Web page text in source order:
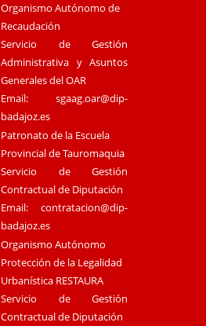
Organismo Autónomo de
Recaudación
Servicio de Gestión
Administrativa y Asuntos
Generales del OAR
Email:sgaag.oar@dip-
badajoz.es
Patronato de la Escuela
Provincial de Tauromaquia
Servicio de Gestión
Contractual de Diputación
Email:contratacion@dip-
badajoz.es
Organismo Autónomo
Protección de la Legalidad
Urbanística RESTAURA
Servicio de Gestión
Contractual de Diputación